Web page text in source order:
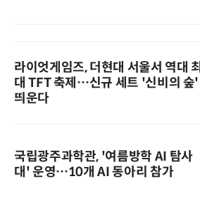
라이엇게임즈, 더현대 서울서 역대 최
대 TFT 축제…신규 세트 '신비의 숲'
띄운다
국립광주과학관, '여름방학 AI 탐사
대' 운영…10개 AI 동아리 참가